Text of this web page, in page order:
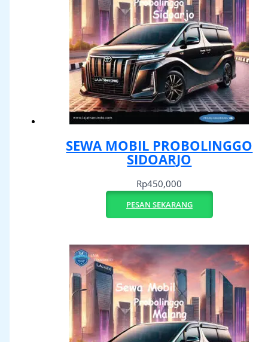
SEWA MOBIL PROBOLINGGO
SIDOARJO
Rp450,000
PESAN SEKARANG